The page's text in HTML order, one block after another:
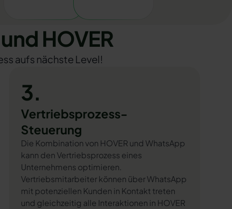
HOVER
aufs nächste Level!
3.
Vertriebsprozess-
Steuerung
Die Kombination von HOVER und WhatsApp
kann den Vertriebsprozess eines
Unternehmens optimieren.
Vertriebsmitarbeiter können über WhatsApp
mit potenziellen Kunden in Kontakt treten
und gleichzeitig alle Interaktionen in HOVER